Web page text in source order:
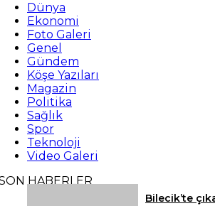
Dünya
Ekonomi
Foto Galeri
Genel
Gündem
Köşe Yazıları
Magazin
Politika
Sağlık
Spor
Teknoloji
Video Galeri
HABERLER
Bilecik’te